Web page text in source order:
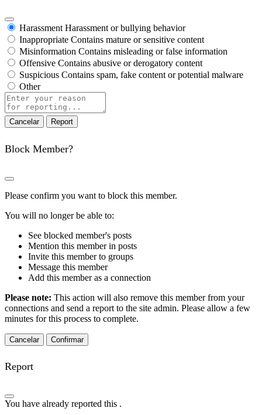
Harassment Harassment or bullying behavior
Inappropriate Contains mature or sensitive content
Misinformation Contains misleading or false information
Offensive Contains abusive or derogatory content
Suspicious Contains spam, fake content or potential malware
Other
Report
note
Report
Block Member?
Please confirm you want to block this member.
You will no longer be able to:
See blocked member's posts
Mention this member in posts
Invite this member to groups
Message this member
Add this member as a connection
Please note: This action will also remove this member from your
connections and send a report to the site admin. Please allow a few
minutes for this process to complete.
Confirmar
Report
You have already reported this .